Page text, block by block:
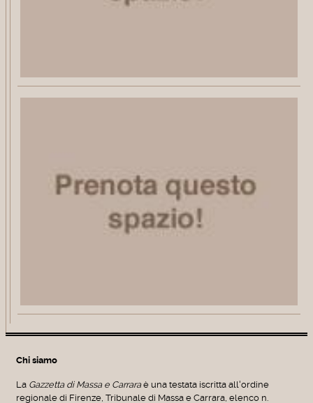
Chi siamo
La Gazzetta di Massa e Carraraè una testata iscritta all'ordine
regionale di Firenze, Tribunale di Massa e Carrara, elenco n.